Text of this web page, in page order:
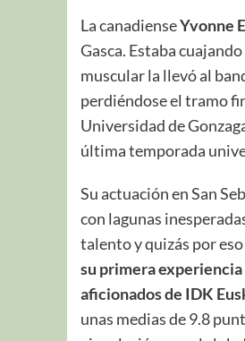
La canadienseYvonne
Gasca. Estaba
muscular la llevó al
perdiéndose el tramo
Universidad de
última temporada
Su actuación en San
con lagunas
talento y quizás por
su primera experiencia
aficionados de IDK
unas medias de 9.8